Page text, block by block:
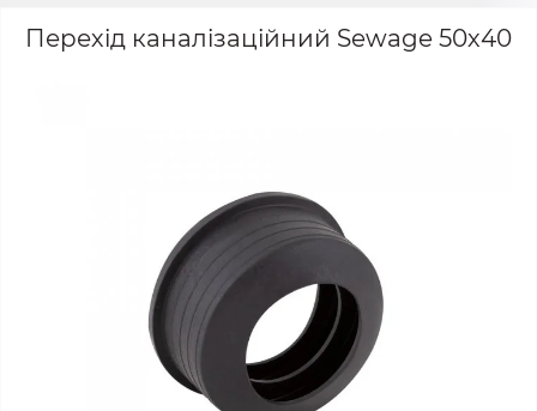
Перехід каналізаційний Sewage 50х40